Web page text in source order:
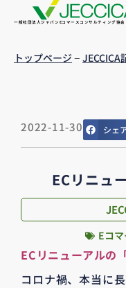
一般社団法人ジャパンEコマースコンサルティング協会
トップページ– JECCICA
2022-11-30 シェ
ECリニュ
Eコ
ECリニューアルの
コロナ禍、本当に